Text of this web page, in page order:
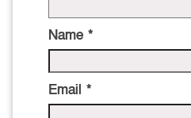
Name *
Email *